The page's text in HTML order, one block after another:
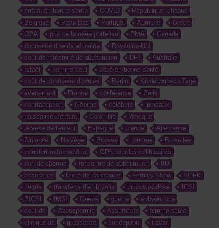
enfant en bonne santé
COVID
République tchèque
Belgique
Pays Bas Portugal Autriche
Grèce
GPA
prix de la mère porteuse PMA
Canada
donneuse d'oeufs africaine
Royaume-Uni
coût de maternité de substitution
DPI
Australie
Israël
homme seul
bébé en bonne santé
coût de donneuse d'ovules
Berlin
Kinderwunsch Tage
événement
France conférence
Paris
contraception
Géorgie célébrité
jumeaux
naissance d'enfant
Colombie
Mexique
le sexe de l'enfant
Espagne Irlande
Allemagne
Finlande
Norvège Ecosse Londres
Bruxelles
transfert mitochondrial
GPA pour les célibataires
don de sperme
rencontre de substitution
IIU
assurance
l'acte de naissance Fertility Show
SOPK
Lupus
transferts d'embryons mucoviscidose
ICSI
PICSI
IMSI Guerre guerre
subventions
coût de
Azoospermie Assurance
femme seule
clinique de
grossesse conception
travail